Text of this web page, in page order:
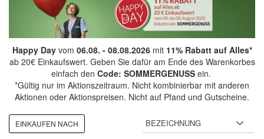
Happy Dayvom 06.08. - 08.08.2026mit 11% Rabatt auf Alles*
ab 20€ Einkaufswert. Geben Sie dafür am Ende des Warenkorbes
einfach den Code: SOMMERGENUSSein.
*Gültig nur im Aktionszeitraum. Nicht kombinierbar mit anderen
Aktionen oder Aktionspreisen. Nicht auf Pfand und Gutscheine.
EINKAUFEN NACH